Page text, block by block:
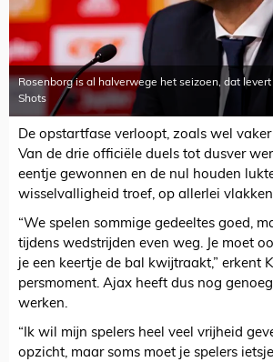
Rosenborg is al halverwege het seizoen, dat
Shots
De opstartfase verloopt, zoals wel
Van de drie officiële duels tot dusver
eentje gewonnen en de nul houden
wisselvalligheid troef, op allerlei
“We spelen sommige gedeeltes goed,
tijdens wedstrijden even weg. Je moet
je een keertje de bal kwijtraakt,” erkent
persmoment. Ajax heeft dus nog
werken.
“Ik wil mijn spelers heel veel vrijheid
opzicht, maar soms moet je spelers